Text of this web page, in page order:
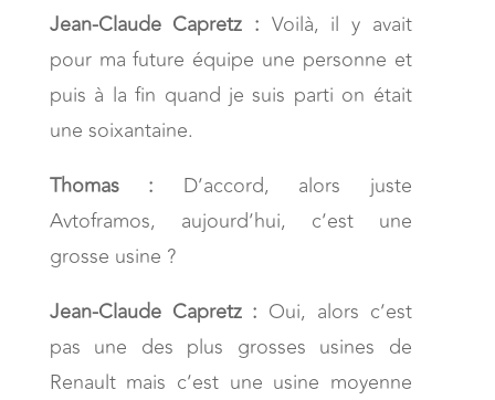
Jean-Claude Capretz : Voilà, il y avait
pour ma future équipe une personne et
puis à la fin quand je suis parti on était
une soixantaine.
Thomas : D’accord, alors juste
Avtoframos, aujourd’hui, c’est une
grosse usine ?
Jean-Claude Capretz : Oui, alors c’est
pas une des plus grosses usines de
Renault mais c’est une usine moyenne